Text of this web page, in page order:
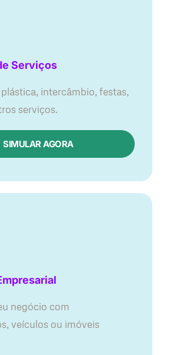
Serviços
intercâmbio, festas,
serviços.
SIMULAR AGORA
negócio com
veículos ou imóveis